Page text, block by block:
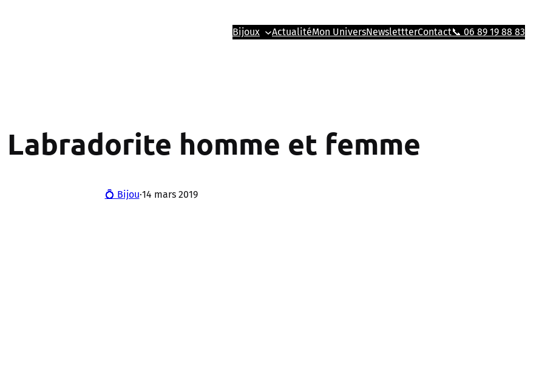
Bijoux ActualitéMon UniversNewslettterContact📞 06 89 19 88 83
homme et femme
💍 Bijou·14 mars 2019